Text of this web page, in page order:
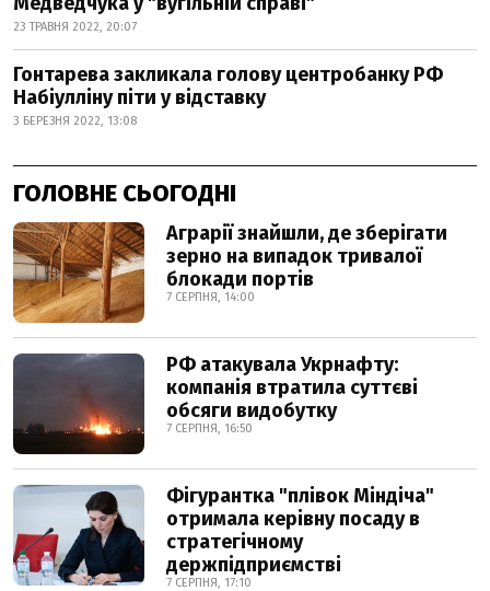
23 ТРАВНЯ 2022, 20:07
Гонтарева закликала голову центробанку РФ
Набіулліну піти у відставку
3 БЕРЕЗНЯ 2022, 13:08
ГОЛОВНЕ СЬОГОДНІ
Аграрії знайшли, де зберігати
зерно на випадок тривалої
блокади портів
7 СЕРПНЯ, 14:00
РФ атакувала Укрнафту:
компанія втратила суттєві
обсяги видобутку
7 СЕРПНЯ, 16:50
Фігурантка "плівок Міндіча"
отримала керівну посаду в
стратегічному
держпідприємстві
7 СЕРПНЯ, 17:10